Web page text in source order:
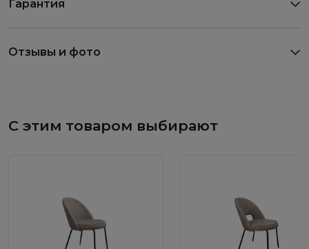
Гарантия
Отзывы и фото
С этим товаром выбирают